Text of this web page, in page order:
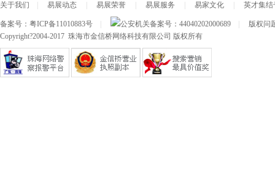
关于我们 易展动态 易展荣誉 易展服务 易家文化 英才集结
备案号： 粤ICP备11010883号 公安机关备案号： 44040202000689
版权问
Copyright?2004-2017 珠海市金信桥网络科技有限公司 版权所有